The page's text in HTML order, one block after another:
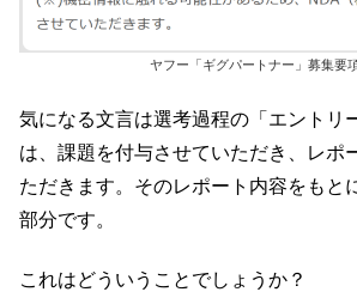
ヤフー「ギグパートナー」募集要
気になる文言は選考過程の「エントリ
は、課題を付与させていただき、レポ
ただきます。そのレポート内容をもと
部分です。
これはどういうことでしょうか？